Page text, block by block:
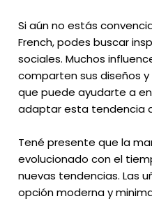
Si aún no estás
French, podes buscar
sociales. Muchos
comparten sus diseños
que puede ayudarte a
adaptar esta tendencia
Tené presente que la
evolucionado con el
nuevas tendencias. Las
opción moderna y